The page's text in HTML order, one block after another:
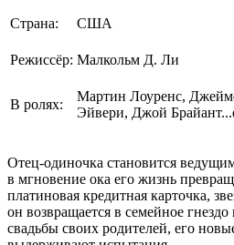
Страна: США
Режиссёр: Малкольм Д. Ли
В ролях:
Мартин Лоуренс,
Эйвери, Джой
Отец-одиночка становится
в мгновение ока его жизнь
платиновая кредитная карточка,
он возвращается в семейное
свадьбы своих родителей, его